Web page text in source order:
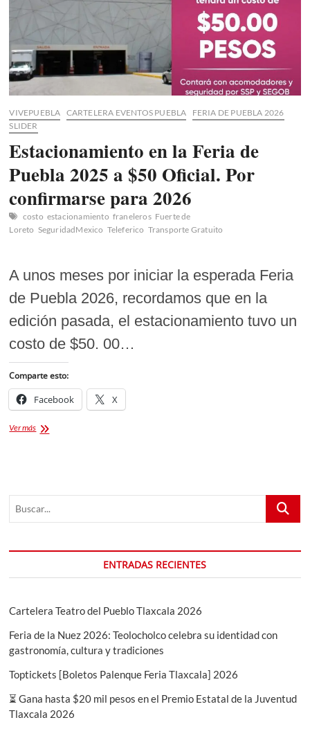
VIVEPUEBLA CARTELERA EVENTOS PUEBLA
FERIA DE PUEBLA 2026
SLIDER
Estacionamiento en la Feria de
Puebla 2025 a $50 Oficial. Por
confirmarse para 2026
costo estacionamiento franeleros Fuerte de
Loreto SeguridadMexico Teleferico Transporte Gratuito
A unos meses por iniciar la esperada Feria
de Puebla 2026, recordamos que en la
edición pasada, el estacionamiento tuvo un
costo de $50. 00…
Comparte esto:
Facebook X
Ver másEstacionamiento
a
$50
Por
para
Buscar...
ENTRADAS RECIENTES
Cartelera Teatro del Pueblo Tlaxcala 2026
Feria de la Nuez 2026: Teolocholco celebra su identidad con
gastronomía, cultura y tradiciones
Toptickets [Boletos Palenque Feria Tlaxcala] 2026
⏳ Gana hasta $20 mil pesos en el Premio Estatal de la Juventud
Tlaxcala 2026